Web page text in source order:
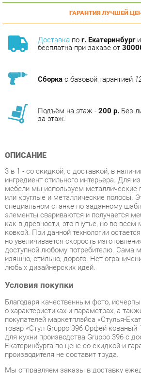
по г. Екатеринбурги
бесплатна при заказе от30000
Подъём на этаж - 200 р. Без
ингредиент стильного интерьера. Для
мебели мы используем металлические
или круглые и металлические полосы.
специальном станке по заданному
элементы свариваются и получается
как в древности, это гнутье, но во всем
ковкой. При данной технологии остается
но увеличивается скорость изготовления
доступной любому потребителю. Сама
изящно, стильно, дорого. Нет
любых дизайнерских идей.
Условия покупки
Благодаря качественным фото,
покупателей маркетплэйса «Стулья-
для кухни производства Gruppo 396 с
Екатеринбурга по цене со скидкой и
производителя не составит труда.
Мы отправляем заказы в доставку
ассортимента в наличии на складе в
получите не позднее48-ми часовс
заказа. Дополнительно вы можете
и сборку мебельных изделий.